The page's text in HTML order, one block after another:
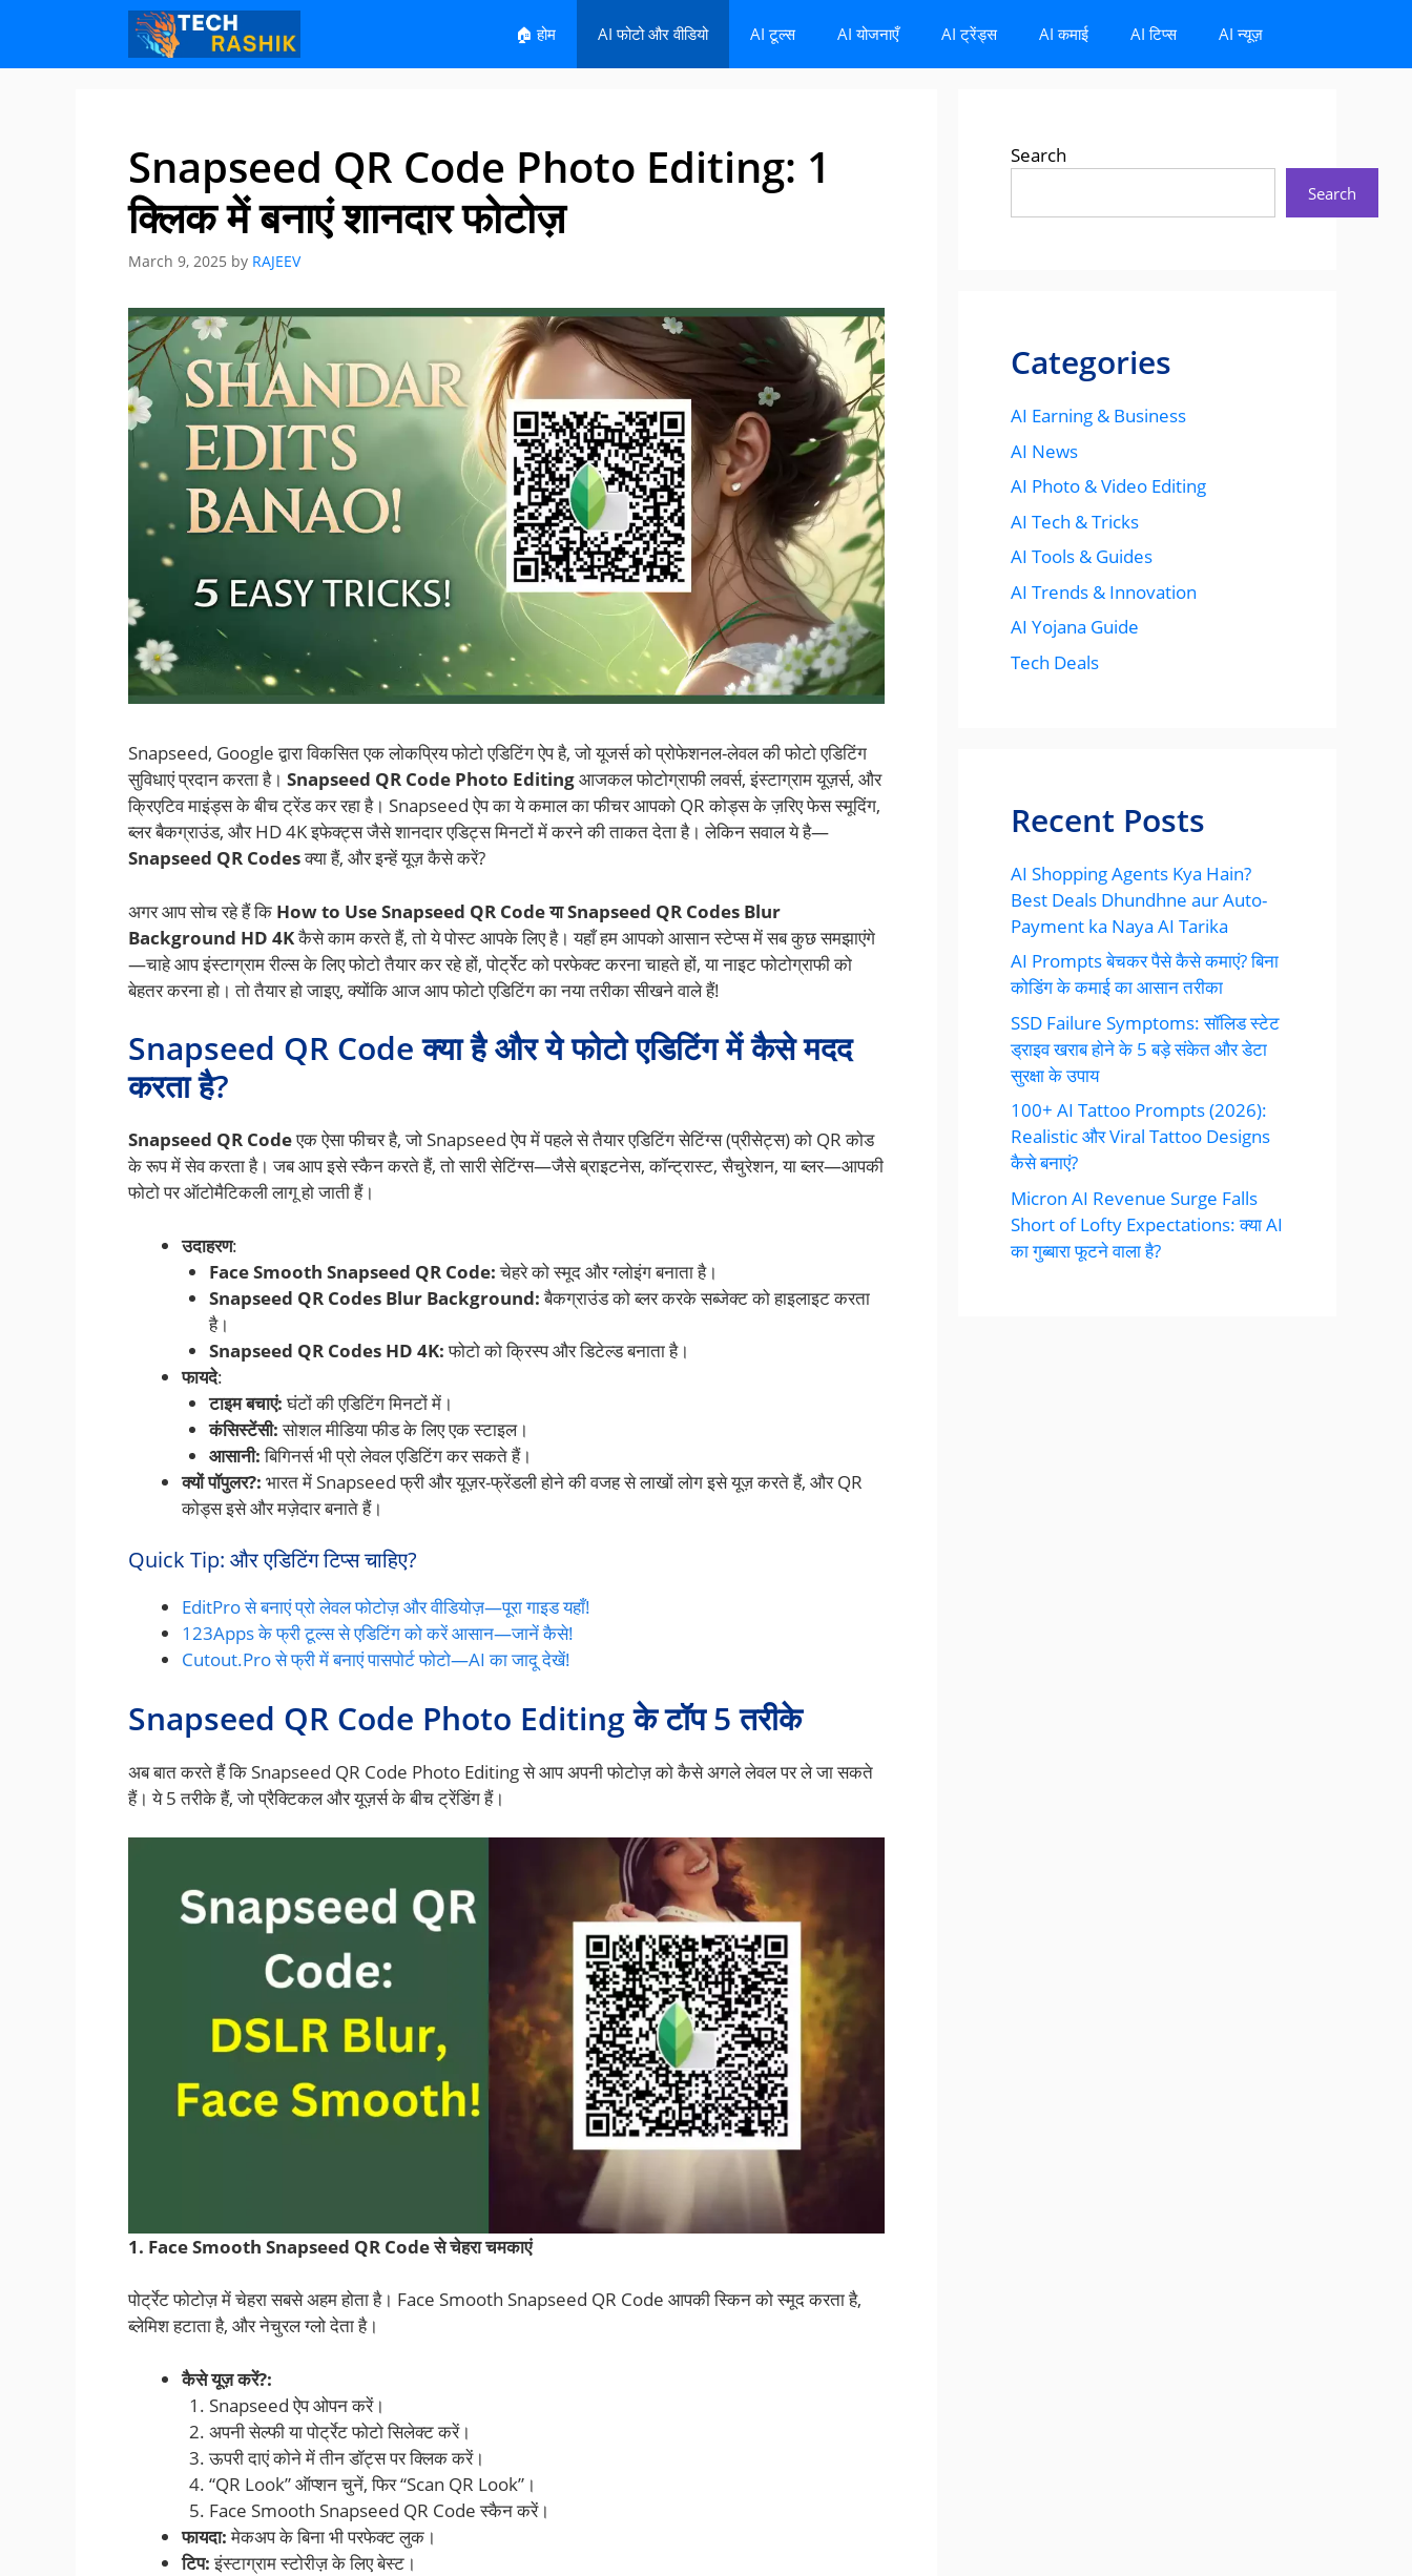
content
content
🏠 होम AI फोटो और वीडियो AI टूल्स AI योजनाएँ AI ट्रेंड्स AI कमाई AI टिप्स AI न्यूज़
Snapseed QR Code Photo Editing: 1
क्लिक में बनाएं शानदार फोटोज़
March 9, 2025 by RAJEEV
Snapseed, Google द्वारा विकसित एक लोकप्रिय फोटो एडिटिंग ऐप है, जो यूजर्स को प्रोफेशनल-लेवल की फोटो एडिटिंग
सुविधाएं प्रदान करता है। Snapseed QR Code Photo Editingआजकल फोटोग्राफी लवर्स, इंस्टाग्राम यूज़र्स, और
क्रिएटिव माइंड्स के बीच ट्रेंड कर रहा है। Snapseed ऐप का ये कमाल का फीचर आपको QR कोड्स के ज़रिए फेस स्मूदिंग,
ब्लर बैकग्राउंड, और HD 4K इफेक्ट्स जैसे शानदार एडिट्स मिनटों में करने की ताकत देता है। लेकिन सवाल ये है—
Snapseed QR Codesक्या हैं, और इन्हें यूज़ कैसे करें?
अगर आप सोच रहे हैं कि How to Use Snapseed QR Code या Snapseed QR Codes Blur
Background HD 4Kकैसे काम करते हैं, तो ये पोस्ट आपके लिए है। यहाँ हम आपको आसान स्टेप्स में सब कुछ समझाएंगे
—चाहे आप इंस्टाग्राम रील्स के लिए फोटो तैयार कर रहे हों, पोर्ट्रेट को परफेक्ट करना चाहते हों, या नाइट फोटोग्राफी को
बेहतर करना हो। तो तैयार हो जाइए, क्योंकि आज आप फोटो एडिटिंग का नया तरीका सीखने वाले हैं!
Snapseed QR Code क्या है और ये फोटो एडिटिंग में कैसे मदद
करता है?
Snapseed QR Codeएक ऐसा फीचर है, जो Snapseed ऐप में पहले से तैयार एडिटिंग सेटिंग्स (प्रीसेट्स) को QR कोड
के रूप में सेव करता है। जब आप इसे स्कैन करते हैं, तो सारी सेटिंग्स—जैसे ब्राइटनेस, कॉन्ट्रास्ट, सैचुरेशन, या ब्लर—आपकी
फोटो पर ऑटोमैटिकली लागू हो जाती हैं।
उदाहरण:
Face Smooth Snapseed QR Code:चेहरे को स्मूद और ग्लोइंग बनाता है।
Snapseed QR Codes Blur Background:बैकग्राउंड को ब्लर करके सब्जेक्ट को हाइलाइट करता
है।
Snapseed QR Codes HD 4K:फोटो को क्रिस्प और डिटेल्ड बनाता है।
फायदे:
टाइम बचाएं:घंटों की एडिटिंग मिनटों में।
कंसिस्टेंसी:सोशल मीडिया फीड के लिए एक स्टाइल।
आसानी:बिगिनर्स भी प्रो लेवल एडिटिंग कर सकते हैं।
क्यों पॉपुलर?: भारत में Snapseed फ्री और यूज़र-फ्रेंडली होने की वजह से लाखों लोग इसे यूज़ करते हैं, और QR
कोड्स इसे और मज़ेदार बनाते हैं।
Quick Tip: और एडिटिंग टिप्स चाहिए?
EditPro से बनाएं प्रो लेवल फोटोज़ और वीडियोज़—पूरा गाइड यहाँ!
123Apps के फ्री टूल्स से एडिटिंग को करें आसान—जानें कैसे!
Cutout.Pro से फ्री में बनाएं पासपोर्ट फोटो—AI का जादू देखें!
Snapseed QR Code Photo Editing के टॉप 5 तरीके
अब बात करते हैं कि Snapseed QR Code Photo Editing से आप अपनी फोटोज़ को कैसे अगले लेवल पर ले जा सकते
हैं। ये 5 तरीके हैं, जो प्रैक्टिकल और यूज़र्स के बीच ट्रेंडिंग हैं।
1. Face Smooth Snapseed QR Code से चेहरा चमकाएं
पोर्ट्रेट फोटोज़ में चेहरा सबसे अहम होता है। Face Smooth Snapseed QR Code आपकी स्किन को स्मूद करता है,
ब्लेमिश हटाता है, और नेचुरल ग्लो देता है।
कैसे यूज़ करें?:
Snapseed ऐप ओपन करें।
अपनी सेल्फी या पोर्ट्रेट फोटो सिलेक्ट करें।
ऊपरी दाएं कोने में तीन डॉट्स पर क्लिक करें।
“QR Look” ऑप्शन चुनें, फिर “Scan QR Look”।
Face Smooth Snapseed QR Code स्कैन करें।
फायदा:मेकअप के बिना भी परफेक्ट लुक।
टिप:इंस्टाग्राम स्टोरीज़ के लिए बेस्ट।
Search
Search
Categories
AI Earning & Business
AI News
AI Photo & Video Editing
AI Tech & Tricks
AI Tools & Guides
AI Trends & Innovation
AI Yojana Guide
Tech Deals
Recent Posts
AI Shopping Agents Kya Hain?
Best Deals Dhundhne aur Auto-
Payment ka Naya AI Tarika
AI Prompts बेचकर पैसे कैसे कमाएं? बिना
कोडिंग के कमाई का आसान तरीका
SSD Failure Symptoms: सॉलिड स्टेट
ड्राइव खराब होने के 5 बड़े संकेत और डेटा
सुरक्षा के उपाय
100+ AI Tattoo Prompts (2026):
Realistic और Viral Tattoo Designs
कैसे बनाएं?
Micron AI Revenue Surge Falls
Short of Lofty Expectations: क्या AI
का गुब्बारा फूटने वाला है?